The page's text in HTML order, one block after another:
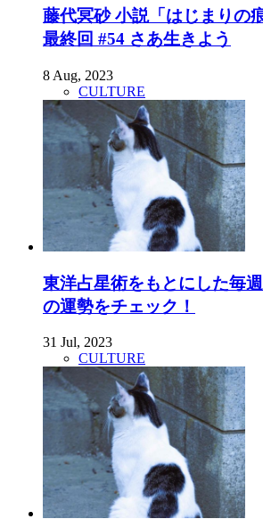
藤代冥砂 小説「はじまりの
最終回 #54 さあ生きよう
8 Aug, 2023
CULTURE
東洋占星術をもとにした毎
の運勢をチェック！
31 Jul, 2023
CULTURE